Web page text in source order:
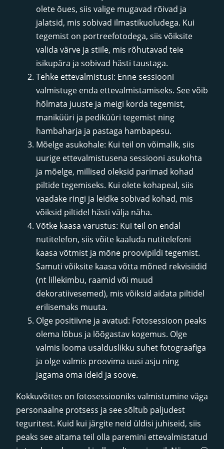
olete õues, siis valige mugavad rõivad ja
jalatsid, mis sobivad ilmastikuoludega. Kui
tegemist on portreefotodega, siis võiksite
valida värve ja stiile, mis rõhutavad teie
isikupära ja sobivad hästi taustaga.
Tehke ettevalmistusi: Enne sessiooni
valmistuge enda ettevalmistamiseks. See võib
hõlmata juuste ja meigi korda tegemist,
maniküüri ja pediküüri tegemist ning
hambaharja ja pastaga hambapesu.
Mõelge asukohale: Kui teil on võimalik, siis
uurige ettevalmistusena sessiooni asukohta
ja mõelge, millised oleksid parimad kohad
piltide tegemiseks. Kui olete kohapeal, siis
vaadake ringi ja leidke sobivad kohad, mis
võiksid piltidel hästi välja näha.
Võtke kaasa varustus: Kui teil on endal
nutitelefon, siis võite kaaluda nutitelefoni
kaasa võtmist ja mõne proovipildi tegemist.
Samuti võiksite kaasa võtta mõned rekvisiidid
(nt lillekimbu, raamid või muud
dekoratiivesemed), mis võiksid aidata piltidel
erilisemaks muuta.
Olge positiivne ja avatud: Fotosessioon peaks
olema lõbus ja lõõgastav kogemus. Olge
valmis looma usalduslikku suhet fotograafiga
ja olge valmis proovima uusi asju ning
jagama oma ideid ja soove.
Kokkuvõttes on fotosessiooniks valmistumine väga
personaalne protsess ja see sõltub paljudest
teguritest. Kuid kui järgite neid üldisi juhiseid, siis
peaks see aitama teil olla paremini ettevalmistatud